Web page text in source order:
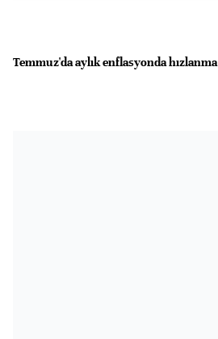
Temmuz'da aylık enflasyonda hızlanma